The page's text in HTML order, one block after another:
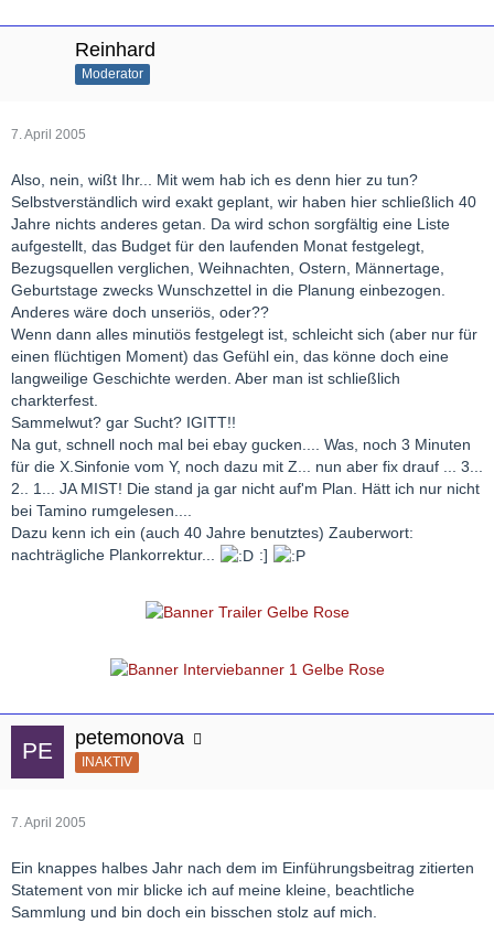
Reinhard
Moderator
7. April 2005
Also, nein, wißt Ihr... Mit wem hab ich es denn hier zu tun?
Selbstverständlich wird exakt geplant, wir haben hier schließlich 40
Jahre nichts anderes getan. Da wird schon sorgfältig eine Liste
aufgestellt, das Budget für den laufenden Monat festgelegt,
Bezugsquellen verglichen, Weihnachten, Ostern, Männertage,
Geburtstage zwecks Wunschzettel in die Planung einbezogen.
Anderes wäre doch unseriös, oder??
Wenn dann alles minutiös festgelegt ist, schleicht sich (aber nur für
einen flüchtigen Moment) das Gefühl ein, das könne doch eine
langweilige Geschichte werden. Aber man ist schließlich
charkterfest.
Sammelwut? gar Sucht? IGITT!!
Na gut, schnell noch mal bei ebay gucken.... Was, noch 3 Minuten
für die X.Sinfonie vom Y, noch dazu mit Z... nun aber fix drauf ... 3...
2.. 1... JA MIST! Die stand ja gar nicht auf'm Plan. Hätt ich nur nicht
bei Tamino rumgelesen....
Dazu kenn ich ein (auch 40 Jahre benutztes) Zauberwort:
nachträgliche Plankorrektur...
:]
petemonova
INAKTIV
7. April 2005
Ein knappes halbes Jahr nach dem im Einführungsbeitrag zitierten
Statement von mir blicke ich auf meine kleine, beachtliche
Sammlung und bin doch ein bisschen stolz auf mich.